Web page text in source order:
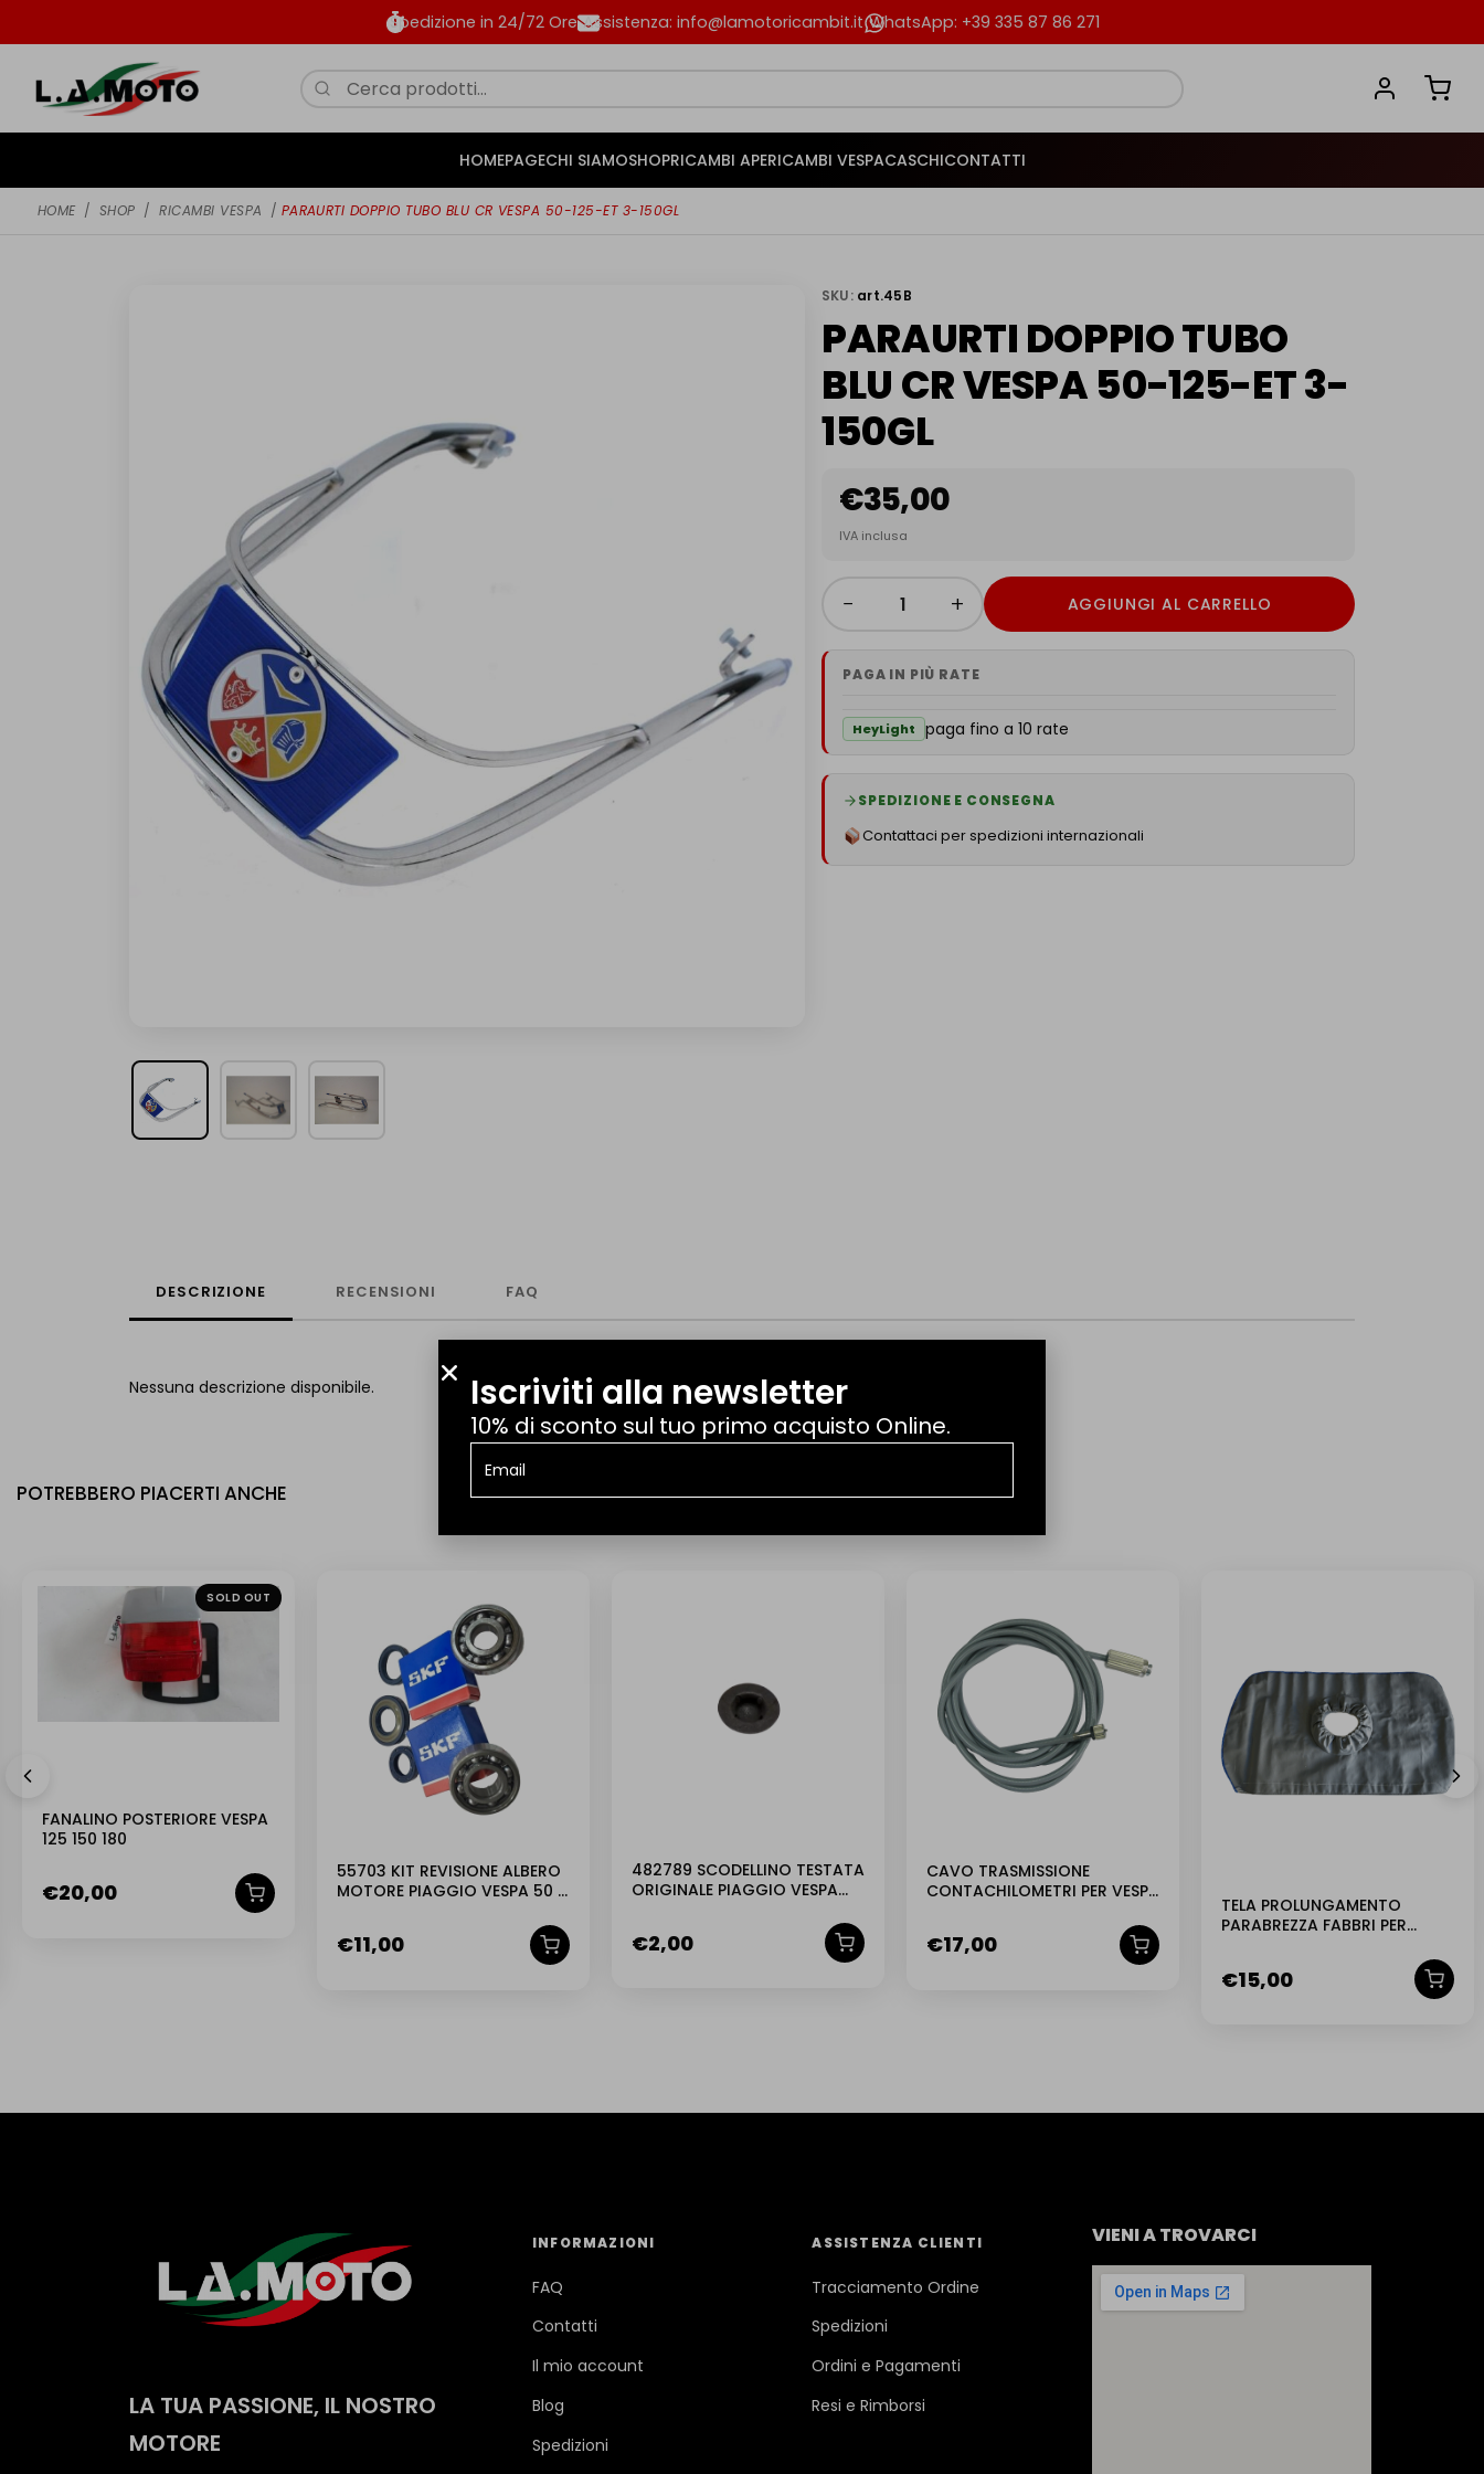
Spedizione in 24/72 Ore Assistenza: info@lamotoricambit.it WhatsApp: +39 335 87 86 271
HOMEPAGECHI SIAMOSHOPRICAMBI APERICAMBI VESPACASCHICONTATTI
HOME / SHOP / RICAMBI VESPA / PARAURTI DOPPIO TUBO BLU CR VESPA 50-125-ET 3-150GL
SKU: art.45B
PARAURTI DOPPIO TUBO
BLU CR VESPA 50-125-ET 3-
150GL
€35,00
IVA inclusa
− + AGGIUNGI AL CARRELLO
PAGA IN PIÙ RATE
HeyLight paga fino a 10 rate
SPEDIZIONE E CONSEGNA
Contattaci per spedizioni internazionali
DESCRIZIONE RECENSIONI FAQ
Nessuna descrizione disponibile.
POTREBBERO PIACERTI ANCHE
NUOVO
SOLD OUT
FANALINO POSTERIORE VESPA
125 150 180
€20,00
55703 KIT REVISIONE ALBERO
MOTORE PIAGGIO VESPA 50 –
€11,00
482789 SCODELLINO TESTATA
ORIGINALE PIAGGIO VESPA
€2,00
CAVO TRASMISSIONE
CONTACHILOMETRI PER VESPA
€17,00
TELA PROLUNGAMENTO
PARABREZZA FABBRI PER
€15,00
LA TUA PASSIONE, IL NOSTRO
MOTORE
INFORMAZIONI
FAQ
Contatti
Il mio account
Blog
Spedizioni
ASSISTENZA CLIENTI
Tracciamento Ordine
Spedizioni
Ordini e Pagamenti
Resi e Rimborsi
VIENI A TROVARCI
Iscriviti alla newsletter
10% di sconto sul tuo primo acquisto Online.